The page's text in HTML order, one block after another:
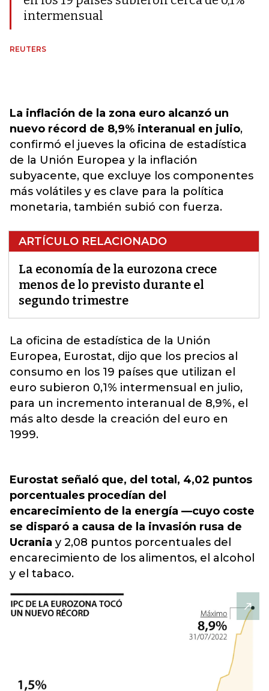
intermensual
REUTERS
La inflación de la zona euro alcanzó un
nuevo récord de 8,9% interanual en julio,
confirmó el jueves la oficina de estadística
de la Unión Europea y la inflación
subyacente, que excluye los componentes
más volátiles y es clave para la política
monetaria, también subió con fuerza.
ARTÍCULO RELACIONADO
La economía de la eurozona crece
menos de lo previsto durante el
segundo trimestre
La oficina de estadística de la Unión
Europea, Eurostat, dijo que los precios al
consumo en los 19 países que utilizan el
euro subieron 0,1% intermensual en julio,
para un incremento interanual de 8,9%, el
más alto desde la creación del euro en
1999.
Eurostat señaló que, del total, 4,02 puntos
porcentuales procedían del
encarecimiento de la energía —cuyo coste
se disparó a causa de la invasión rusa de
Ucrania y 2,08 puntos porcentuales del
encarecimiento de los alimentos, el alcohol
y el tabaco.